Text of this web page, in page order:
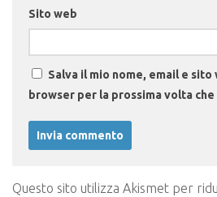
Sito web
Salva il mio nome, email e sito
browser per la prossima volta
Questo sito utilizza Akismet per